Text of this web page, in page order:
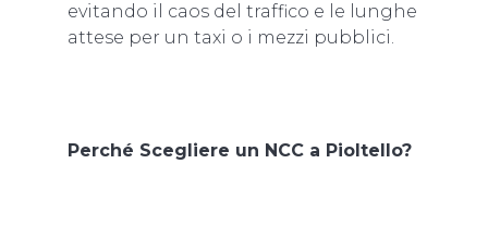
evitando il caos del traffico e le lunghe
attese per un taxi o i mezzi pubblici.
Perché Scegliere un NCC a Pioltello?